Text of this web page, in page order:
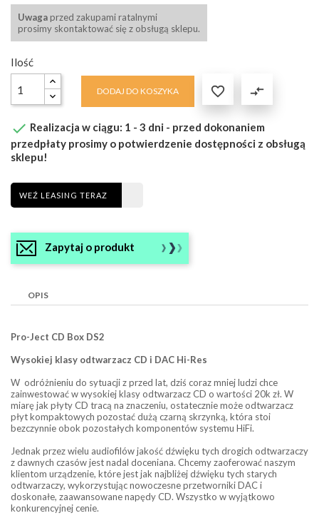
Uwaga przed zakupami ratalnymi
prosimy skontaktować się z obsługą sklepu.
Ilość
DODAJ DO KOSZYKA  compare_arrows
 Realizacja w ciągu: 1 - 3 dni - przed dokonaniem
przedpłaty prosimy o potwierdzenie dostępności z obsługą
sklepu!
WEŹ LEASING TERAZ
Zapytaj o produkt
OPIS
Pro-Ject CD Box DS2
Wysokiej klasy odtwarzacz CD i DAC Hi-Res
W odróżnieniu do sytuacji z przed lat, dziś coraz mniej ludzi chce
zainwestować w wysokiej klasy odtwarzacz CD o wartości 20k zł. W
miarę jak płyty CD tracą na znaczeniu, ostatecznie może odtwarzacz
płyt kompaktowych pozostać dużą czarną skrzynką, która stoi
bezczynnie obok pozostałych komponentów systemu HiFi.
Jednak przez wielu audiofilów jakość dźwięku tych drogich odtwarzaczy
z dawnych czasów jest nadal doceniana. Chcemy zaoferować naszym
klientom urządzenie, które jest jak najbliżej dźwięku tych starych
odtwarzaczy, wykorzystując nowoczesne przetworniki DAC i
doskonałe, zaawansowane napędy CD. Wszystko w wyjątkowo
konkurencyjnej cenie.